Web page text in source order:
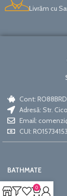
Livrăm cu
Cont:
Adresă: Str.
Email:
CUI:
BATHMATE
Contul meu
0